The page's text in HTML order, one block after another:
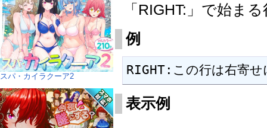
「RIGHT:」で始ま
例
RIGHT:この行は右寄
表示例
スパ・カイラクーア2